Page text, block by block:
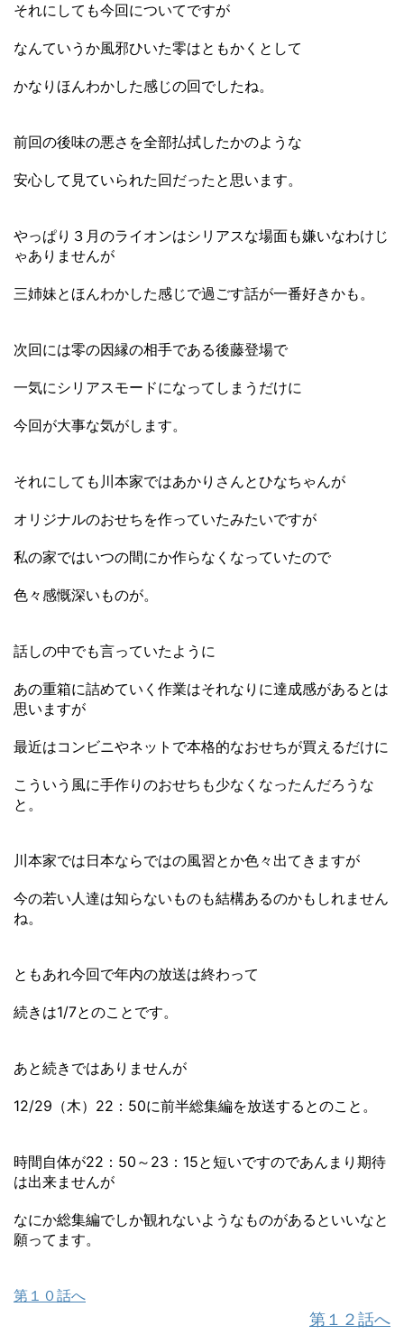
それにしても今回についてですが
なんていうか風邪ひいた零はともかくとして
かなりほんわかした感じの回でしたね。
前回の後味の悪さを全部払拭したかのような
安心して見ていられた回だったと思います。
やっぱり３月のライオンはシリアスな場面も嫌いなわけじ
ゃありませんが
三姉妹とほんわかした感じで過ごす話が一番好きかも。
次回には零の因縁の相手である後藤登場で
一気にシリアスモードになってしまうだけに
今回が大事な気がします。
それにしても川本家ではあかりさんとひなちゃんが
オリジナルのおせちを作っていたみたいですが
私の家ではいつの間にか作らなくなっていたので
色々感慨深いものが。
話しの中でも言っていたように
あの重箱に詰めていく作業はそれなりに達成感があるとは
思いますが
最近はコンビニやネットで本格的なおせちが買えるだけに
こういう風に手作りのおせちも少なくなったんだろうな
と。
川本家では日本ならではの風習とか色々出てきますが
今の若い人達は知らないものも結構あるのかもしれません
ね。
ともあれ今回で年内の放送は終わって
続きは1/7とのことです。
あと続きではありませんが
12/29（木）22：50に前半総集編を放送するとのこと。
時間自体が22：50～23：15と短いですのであんまり期待
は出来ませんが
なにか総集編でしか観れないようなものがあるといいなと
願ってます。
第１０話へ
第１２話へ